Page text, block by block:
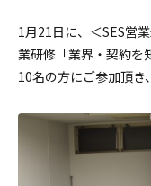
1月21日に、＜SES営
業研修「業界・契約を
10名の方にご参加頂き